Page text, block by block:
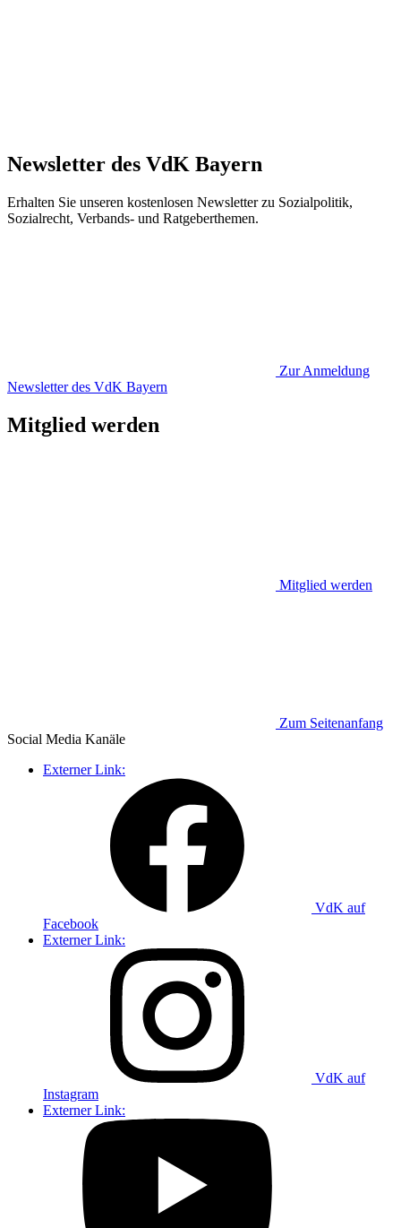
Newsletter des VdK Bayern
Erhalten Sie unseren kostenlosen Newsletter zu Sozialpolitik,
Sozialrecht, Verbands- und Ratgeberthemen.
Zur Anmeldung
Newsletter des VdK Bayern
Mitglied werden
Mitglied werden
Zum Seitenanfang
Social Media Kanäle
Externer Link:
VdK auf
Facebook
Externer Link:
VdK auf
Instagram
Externer Link: